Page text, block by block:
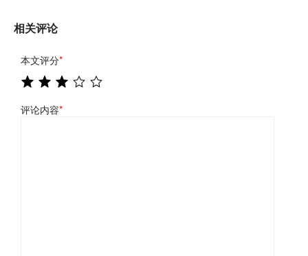
相关评论
本文评分*
评论内容*